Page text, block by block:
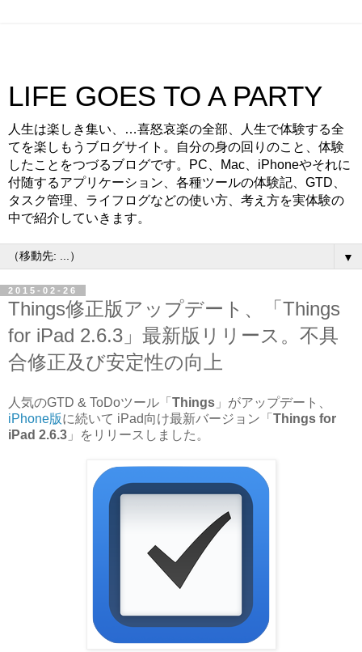
LIFE GOES TO A PARTY
人生は楽しき集い、…喜怒哀楽の全部、人生で体験する全
てを楽しもうブログサイト。自分の身の回りのこと、体験
したことをつづるブログです。PC、Mac、iPhoneやそれに
付随するアプリケーション、各種ツールの体験記、GTD、
タスク管理、ライフログなどの使い方、考え方を実体験の
中で紹介していきます。
▼
2015-02-26
Things修正版アップデート、「Things
for iPad 2.6.3」最新版リリース。不具
合修正及び安定性の向上
人気のGTD & ToDoツール「 Things 」がアップデート、
iPhone版に続いて iPad向け最新バージョン「 Things for
iPad 2.6.3 」をリリースしました。